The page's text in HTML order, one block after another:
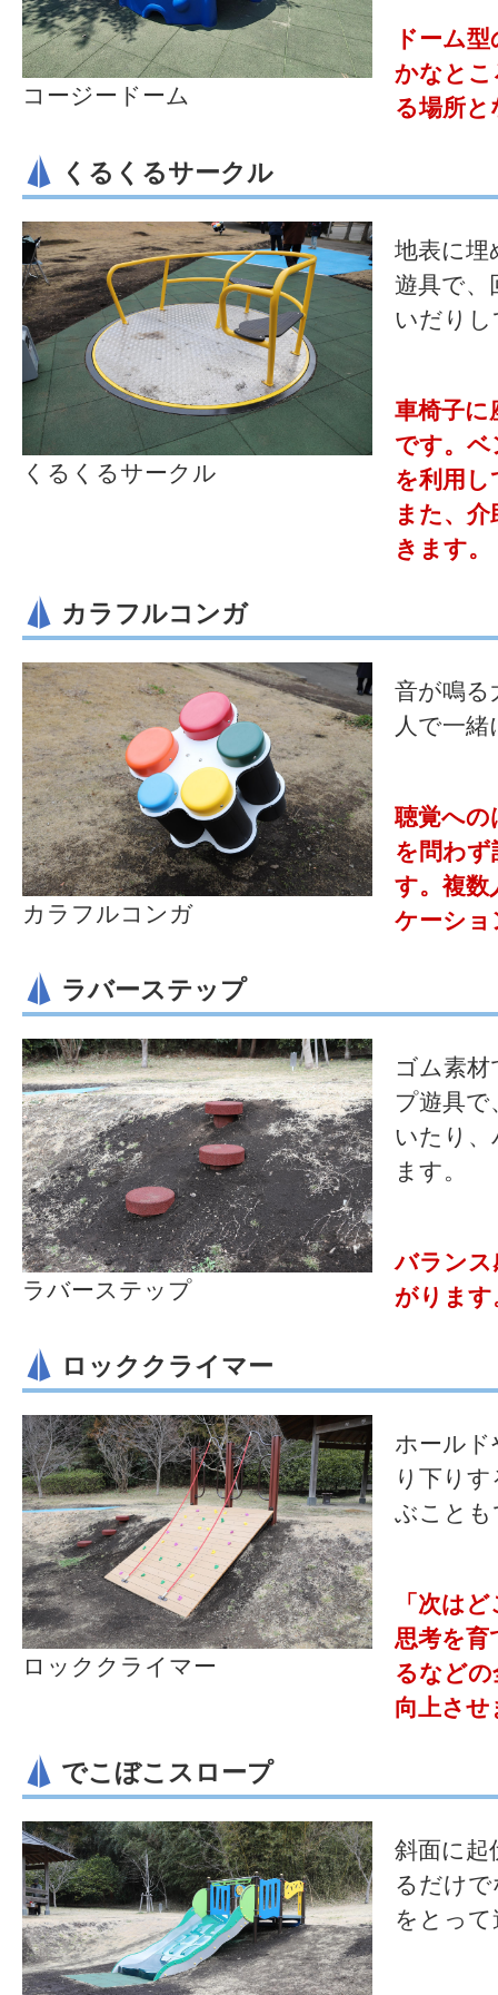
コージードーム
ドーム
かなとこ
る場所
くるくるサークル
くるくるサークル
地表に埋
遊具で、
いだり
車椅子に
です。ベ
を利用
また、
きます。
カラフルコンガ
カラフルコンガ
音が鳴る
人で一
聴覚への
を問わ
す。複数
ケーショ
ラバーステップ
ラバーステップ
ゴム素
プ遊具
いたり
ます。
バランス
がります
ロッククライマー
ロッククライマー
ホール
り下り
ぶこと
「次は
思考を育
るなど
向上させ
でこぼこスロープ
斜面に起
るだけ
をとっ